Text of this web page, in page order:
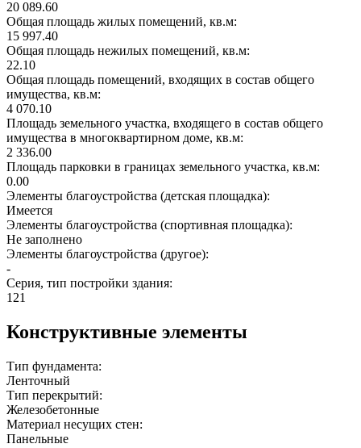
20 089.60
Общая площадь жилых помещений, кв.м:
15 997.40
Общая площадь нежилых помещений, кв.м:
22.10
Общая площадь помещений, входящих в состав общего
имущества, кв.м:
4 070.10
Площадь земельного участка, входящего в состав общего
имущества в многоквартирном доме, кв.м:
2 336.00
Площадь парковки в границах земельного участка, кв.м:
0.00
Элементы благоустройства (детская площадка):
Имеется
Элементы благоустройства (спортивная площадка):
Не заполнено
Элементы благоустройства (другое):
-
Серия, тип постройки здания:
121
Конструктивные элементы
Тип фундамента:
Ленточный
Тип перекрытий:
Железобетонные
Материал несущих стен:
Панельные